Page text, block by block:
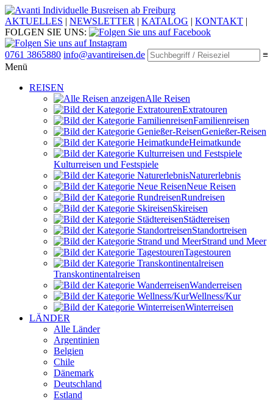
Individuelle Busreisen ab Freiburg
AKTUELLES | NEWSLETTER | KATALOG | KONTAKT |
FOLGEN SIE UNS:
0761 3865880 info@avantireisen.de
≡
Menü
REISEN
Alle Reisen
Extratouren
Familien­reisen
Genießer-Reisen
Heimatkunde
Kultur­reisen und Festspiele
Naturerlebnis
Neue Reisen
Rund­reisen
Ski­reisen
Städte­reisen
Standort­reisen
Strand und Meer
Tagestouren
Transkontinental­reisen
Wander­reisen
Wellness/Kur
Winter­reisen
LÄNDER
Alle Länder
Argentinien
Belgien
Chile
Dänemark
Deutschland
Estland